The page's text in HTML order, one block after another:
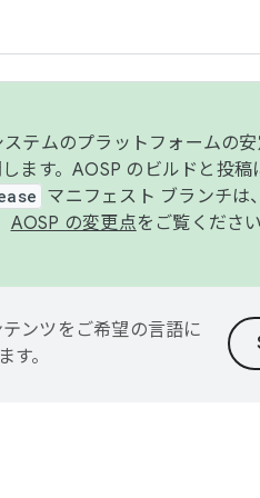
テムのプラットフォームの安
ます。AOSP のビルドと投稿
マニフェスト ブランチは
AOSP の変更点をご覧ください
ンツをご希望の言語に
。